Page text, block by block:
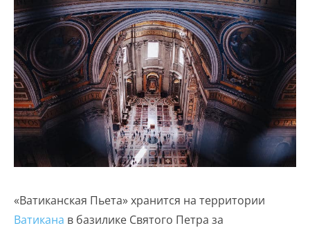
«Ватиканская Пьета» хранится на территории
Ватикана в базилике Святого Петра за